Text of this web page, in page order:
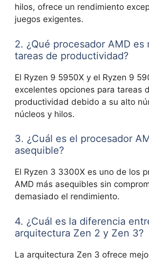
hilos, ofrece un rendimiento
juegos exigentes.
2. ¿Qué procesador AMD es
tareas de productividad?
El Ryzen 9 5950X y el Ryzen 9
excelentes opciones para tareas
productividad debido a su alto
núcleos y hilos.
3. ¿Cuál es el procesador
asequible?
El Ryzen 3 3300X es uno de los
AMD más asequibles sin
demasiado el rendimiento.
4. ¿Cuál es la diferencia
arquitectura Zen 2 y Zen 3?
La arquitectura Zen 3 ofrece